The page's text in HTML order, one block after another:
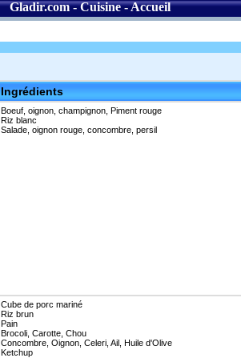
Gladir.com-Cuisine-Accueil
Ingrédients
Boeuf, oignon, champignon, Piment rouge
Riz blanc
Salade, oignon rouge, concombre, persil
Cube de porc mariné
Riz brun
Pain
Brocoli, Carotte, Chou
Concombre, Oignon, Celeri, Ail, Huile d'Olive
Ketchup